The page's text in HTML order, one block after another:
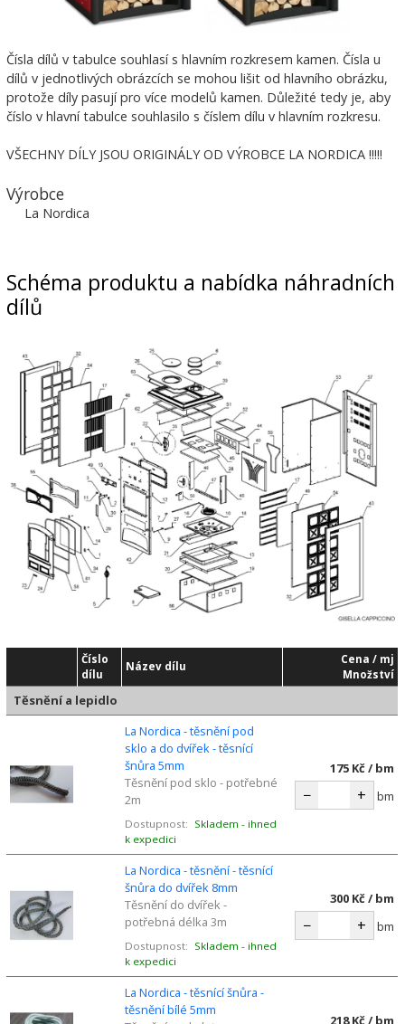
Čísla dílů v tabulce souhlasí s hlavním rozkresem kamen. Čísla u
dílů v jednotlivých obrázcích se mohou lišit od hlavního obrázku,
protože díly pasují pro více modelů kamen. Důležité tedy je, aby
číslo v hlavní tabulce souhlasilo s číslem dílu v hlavním rozkresu.
VŠECHNY DÍLY JSOU ORIGINÁLY OD VÝROBCE LA NORDICA !!!!!
Výrobce
La Nordica
Schéma produktu a nabídka náhradních
dílů
Číslo
dílu
Název dílu
Cena / mj
Množství
Těsnění a lepidlo
La Nordica - těsnění pod
sklo a do dvířek - těsnící
šnůra 5mm
Těsnění pod sklo - potřebné
2m
Dostupnost: Skladem - ihned
k expedici
175 Kč / bm
− + bm
La Nordica - těsnění - těsnící
šnůra do dvířek 8mm
Těsnění do dvířek -
potřebná délka 3m
Dostupnost: Skladem - ihned
k expedici
300 Kč / bm
− + bm
La Nordica - těsnící šnůra -
těsnění bílé 5mm
218 Kč / bm